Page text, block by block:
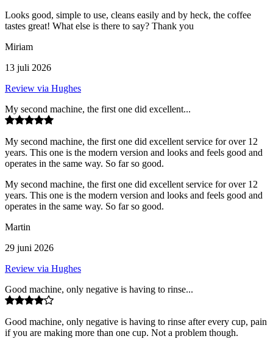
Looks good, simple to use, cleans easily and by heck, the coffee
tastes great! What else is there to say? Thank you
Miriam
13 juli 2026
Review via Hughes
My second machine, the first one did excellent...
My second machine, the first one did excellent service for over 12
years. This one is the modern version and looks and feels good and
operates in the same way. So far so good.
My second machine, the first one did excellent service for over 12
years. This one is the modern version and looks and feels good and
operates in the same way. So far so good.
Martin
29 juni 2026
Review via Hughes
Good machine, only negative is having to rinse...
Good machine, only negative is having to rinse after every cup, pain
if you are making more than one cup. Not a problem though.